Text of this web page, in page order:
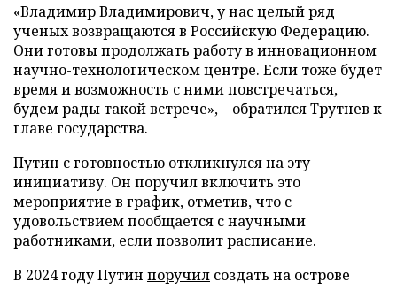
«Владимир Владимирович, у нас целый ряд
ученых возвращаются в Российскую Федерацию.
Они готовы продолжать работу в инновационном
научно-технологическом центре. Если тоже будет
время и возможность с ними повстречаться,
будем рады такой встрече», – обратился Трутнев к
главе государства.
Путин с готовностью откликнулся на эту
инициативу. Он поручил включить это
мероприятие в график, отметив, что с
удовольствием пообщается с научными
работниками, если позволит расписание.
В 2024 году Путин поручил создать на острове